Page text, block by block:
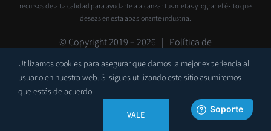
recursos de alta calidad para ayudarte a alcanzar tus metas y lograr el éxito que
deseas en esta apasionante industria.
© Copyright 2019 –2026 | Política de
privacidad
Contacto Soporte
Utilizamos cookies para asegurar que damos la mejor experiencia al
usuario en nuestra web. Si sigues utilizando este sitio asumiremos
que estás de acuerdo
VALE